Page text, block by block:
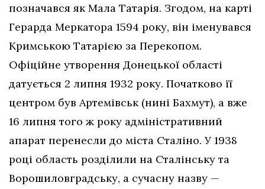
позначався як Мала Татарія. Згодом, на карті
Герарда Меркатора 1594 року, він іменувався
Кримською Татарією за Перекопом.
Офіційне утворення Донецької області
датується 2 липня 1932 року. Початково її
центром був Артемівськ (нині Бахмут), а вже
16 липня того ж року адміністративний
апарат перенесли до міста Сталіно. У 1938
році область розділили на Сталінську та
Ворошиловградську, а сучасну назву —